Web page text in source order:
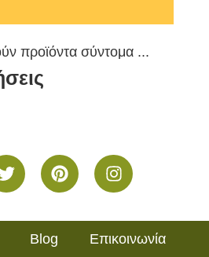
προϊόντα σύντομα ...
Blog Επικοινωνία